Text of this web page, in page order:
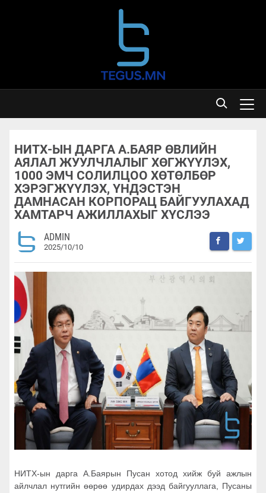
НИТХ-ЫН ДАРГА А.БАЯР ӨВЛИЙН
АЯЛАЛ ЖУУЛЧЛАЛЫГ ХӨГЖҮҮЛЭХ,
1000 ЭМЧ СОЛИЛЦОО ХӨТӨЛБӨР
ХЭРЭГЖҮҮЛЭХ, ҮНДЭСТЭН
ДАМНАСАН КОРПОРАЦ БАЙГУУЛАХАД
ХАМТАРЧ АЖИЛЛАХЫГ ХҮСЛЭЭ
ADMIN
2025/10/10
НИТХ-ын дарга А.Баярын Пусан хотод хийж буй ажлын
айлчлал нутгийн өөрөө удирдах дээд байгууллага, Пусаны